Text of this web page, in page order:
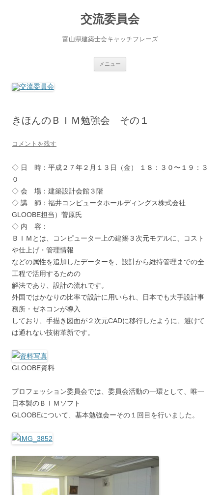
交流委員会
富山県建築士会キャッチフレーズ
メニュー
きほんのＢＩＭ勉強会 その１
コメントを残す
◇ 日 時：平成２７年２月１３日（金） １８：３０〜１９：３
０
◇ 会 場：建築設計会館３階
◇ 講 師：福井コンピュータホールディングス株式会社
GLOOBE担当）菅原氏
◇ 内 容：
ＢＩＭとは、コンピューター上の建築３次元モデルに、コスト
や仕上げ・管理情報
などの属性を追加したデーターを、設計から維持管理までの全
工程で活用するための
解法であり、設計の流れです。
外国ではかなりの比率で設計に用いられ、日本でも大手設計事
務所・ゼネコンが導入
しており、手描き図面が２次元CADに移行したように、避けて
は通れない技術革新です。
GLOOBE資料
プロフェッション委員会では、委員会活動の一環として、唯一
日本製のＢＩＭソフト
GLOOBEについて、基本勉強会ーその１回目を行いました。